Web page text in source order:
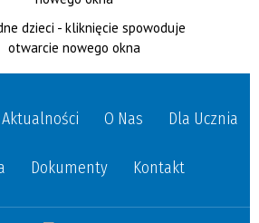
Aktualności O Nas Dla Ucznia
Dokumenty Kontakt